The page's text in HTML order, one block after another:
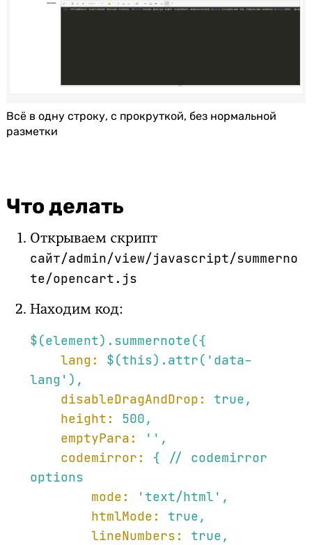
Всё в одну строку, с прокруткой, без нормальной
разметки
Что делать
Открываем скрипт
сайт/admin/view/javascript/summerno
te/opencart.js
Находим код:
$(element).summernote({
lang:
$(this).attr('data-
lang'),
disableDragAndDrop:
true,
height:
500,
emptyPara:
'' ,
codemirror:
{ //
codemirror
options
mode:
'text/html' ,
htmlMode:
true,
lineNumbers:
true,